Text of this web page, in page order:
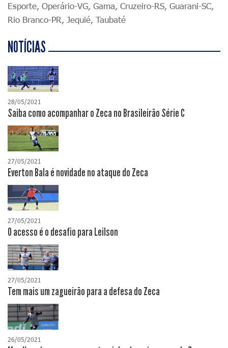
Esporte, Operário-VG, Gama, Cruzeiro-RS, Guarani-SC,
Rio Branco-PR, Jequié, Taubaté
NOTÍCIAS
28/05/2021
Saiba como acompanhar o Zeca no Brasileirão Série C
27/05/2021
Everton Bala é novidade no ataque do Zeca
27/05/2021
O acesso é o desafio para Leilson
27/05/2021
Tem mais um zagueirão para a defesa do Zeca
26/05/2021